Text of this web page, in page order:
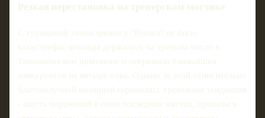
Резкая перестановка на тренерском мостике
С турнирной точки зрения у "Вегаса" не было
катастрофы: команда держалась на третьем месте в
Тихоокеанском дивизионе и опережала ближайших
конкурентов на четыре очка. Однако за этой относительно
благополучной позицией скрывалась тревожная тенденция
- шесть поражений в семи последних матчах, провалы в